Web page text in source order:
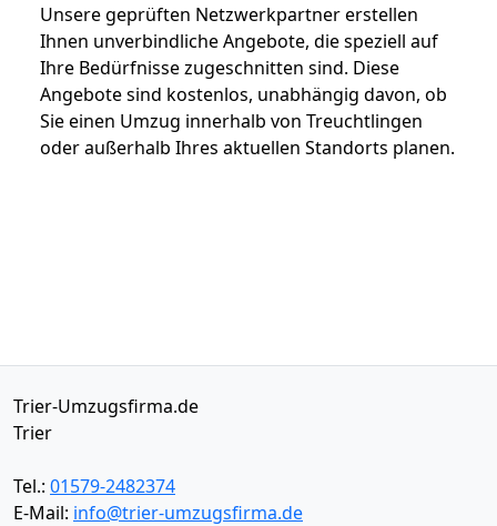
Unsere geprüften Netzwerkpartner erstellen
Ihnen unverbindliche Angebote, die speziell auf
Ihre Bedürfnisse zugeschnitten sind. Diese
Angebote sind kostenlos, unabhängig davon, ob
Sie einen Umzug innerhalb von Treuchtlingen
oder außerhalb Ihres aktuellen Standorts planen.
Trier-Umzugsfirma.de
Trier
Tel.: 01579-2482374
E-Mail: info@trier-umzugsfirma.de